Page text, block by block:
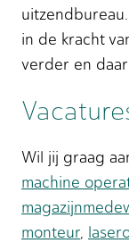
in de kracht
verder en
Wil jij graag
machine
monteur,